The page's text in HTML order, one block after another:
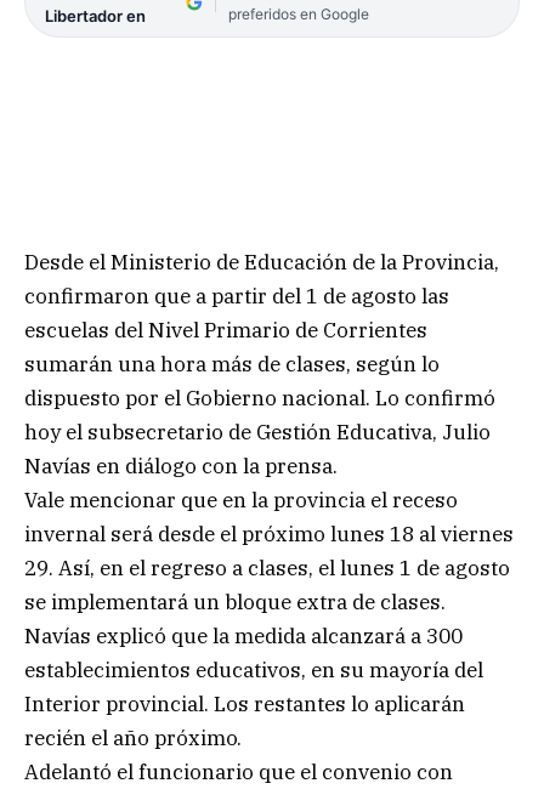
Libertador en
preferidos en Google
Desde el Ministerio de Educación de la Provincia,
confirmaron que a partir del 1 de agosto las
escuelas del Nivel Primario de Corrientes
sumarán una hora más de clases, según lo
dispuesto por el Gobierno nacional. Lo confirmó
hoy el subsecretario de Gestión Educativa, Julio
Navías en diálogo con la prensa.
Vale mencionar que en la provincia el receso
invernal será desde el próximo lunes 18 al viernes
29. Así, en el regreso a clases, el lunes 1 de agosto
se implementará un bloque extra de clases.
Navías explicó que la medida alcanzará a 300
establecimientos educativos, en su mayoría del
Interior provincial. Los restantes lo aplicarán
recién el año próximo.
Adelantó el funcionario que el convenio con